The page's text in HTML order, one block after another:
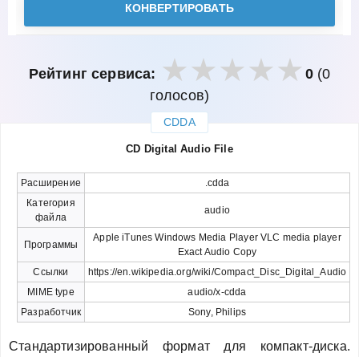
КОНВЕРТИРОВАТЬ
Рейтинг сервиса: 0(0
голосов)
CDDA
CD Digital Audio File
Расширение
.cdda
Категория
файла
audio
Программы
Apple iTunes Windows Media Player VLC media player
Exact Audio Copy
Ссылки
https://en.wikipedia.org/wiki/Compact_Disc_Digital_Audio
MIME type
audio/x-cdda
Разработчик
Sony, Philips
Стандартизированный формат для компакт-диска.